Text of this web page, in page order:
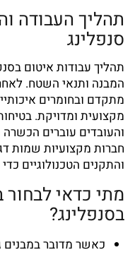
תהליך העבודה
סנפלינג
תהליךעבודות איטום
המבנה ותנאי השטח.
מתקדם ובחומרים
מקצועית ומדויקת.
והעובדים עוברים
חברות מקצועיות שמות
והתקנים הטכנולוגיים
מתי כדאי לבחור
בסנפלינג?
כאשר מדובר במבנים